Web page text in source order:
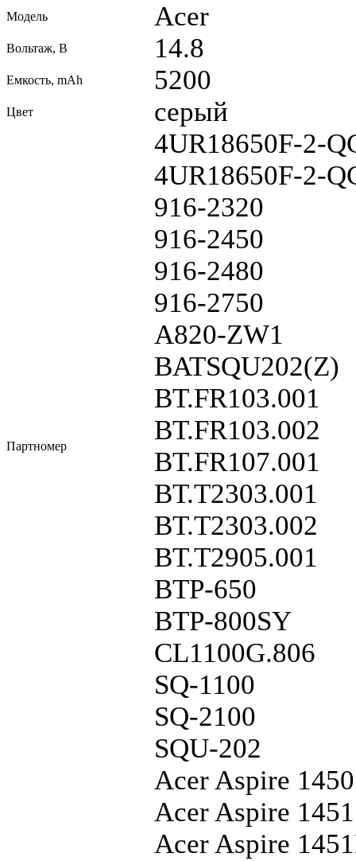
Модель Acer
Вольтаж, В 14.8
Емкость, mAh 5200
Цвет серый
Партномер
4UR18650F-2-
4UR18650F-2-
916-2320
916-2450
916-2480
916-2750
A820-ZW1
BATSQU202(Z)
BT.FR103.001
BT.FR103.002
BT.FR107.001
BT.T2303.001
BT.T2303.002
BT.T2905.001
BTP-650
BTP-800SY
CL1100G.806
SQ-1100
SQ-2100
SQU-202
Acer Aspire 1450
Acer Aspire 1451
Acer Aspire